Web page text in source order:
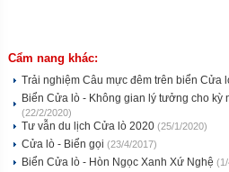
Cẩm nang khác:
Trải nghiệm Câu mực đêm trên biển Cửa
Biển Cửa lò - Không gian lý tưởng cho kỳ
(22/2/2020)
Tư vẫn du lịch Cửa lò 2020 (25/1/2020)
Cửa lò - Biển gọi (23/4/2017)
Biển Cửa lò - Hòn Ngọc Xanh Xứ Nghệ